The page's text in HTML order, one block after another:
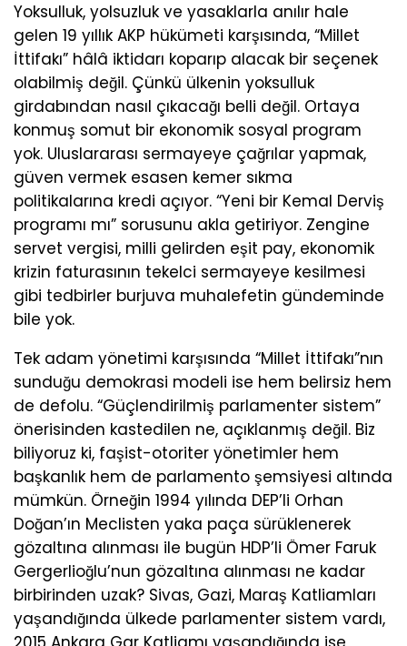
Yoksulluk, yolsuzluk ve yasaklarla anılır hale
gelen 19 yıllık AKP hükümeti karşısında, “Millet
İttifakı” hâlâ iktidarı koparıp alacak bir seçenek
olabilmiş değil. Çünkü ülkenin yoksulluk
girdabından nasıl çıkacağı belli değil. Ortaya
konmuş somut bir ekonomik sosyal program
yok. Uluslararası sermayeye çağrılar yapmak,
güven vermek esasen kemer sıkma
politikalarına kredi açıyor. “Yeni bir Kemal Derviş
programı mı” sorusunu akla getiriyor. Zengine
servet vergisi, milli gelirden eşit pay, ekonomik
krizin faturasının tekelci sermayeye kesilmesi
gibi tedbirler burjuva muhalefetin gündeminde
bile yok.
Tek adam yönetimi karşısında “Millet İttifakı”nın
sunduğu demokrasi modeli ise hem belirsiz hem
de defolu. “Güçlendirilmiş parlamenter sistem”
önerisinden kastedilen ne, açıklanmış değil. Biz
biliyoruz ki, faşist-otoriter yönetimler hem
başkanlık hem de parlamento şemsiyesi altında
mümkün. Örneğin 1994 yılında DEP’li Orhan
Doğan’ın Meclisten yaka paça sürüklenerek
gözaltına alınması ile bugün HDP’li Ömer Faruk
Gergerlioğlu’nun gözaltına alınması ne kadar
birbirinden uzak? Sivas, Gazi, Maraş Katliamları
yaşandığında ülkede parlamenter sistem vardı,